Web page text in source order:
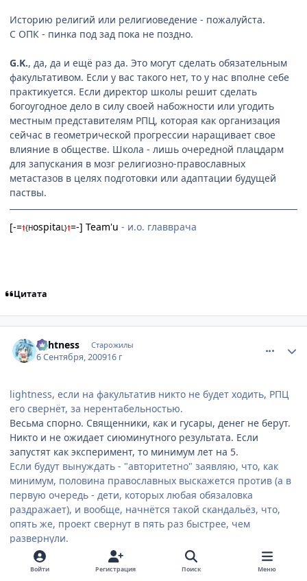
Историю религий или религиоведение - пожалуйста.
С ОПК - пинка под зад пока не поздно.
G.K., да, да и ещё раз да. Это могут сделать обязательным
факультативом. Если у вас такого нет, то у нас вполне себе
практикуется. Если директор школы решит сделать
богоугодное дело в силу своей набожности или угодить
местным представителям РПЦ, которая как организация
сейчас в геометрической прогрессии наращивает свое
влияние в обществе. Школа - лишь очередной плацдарм
для запускания в мозг религиозно-православных
метастазов в целях подготовки или адаптации будущей
паствы.
[-=†{HospitaL }†=-] Team'u - и.о. главврача
Цитата
lightness Старожилы
6 Сентября, 200916 г
lightness, если на факультатив никто не будет ходить, РПЦ
его свернёт, за нерентабельностью.
Весьма спорно. Священники, как и гусары, денег не берут.
Никто и не ожидает сиюминутного результата. Если
запустят как эксперимент, то минимум лет на 5.
Если будут вынуждать - "авторитетно" заявляю, что, как
минимум, половина православных выскажется против (а в
первую очередь - дети, которых любая обязаловка
раздражает), и вообще, начнётся такой скандальёз, что,
опять же, проект свернут в пять раз быстрее, чем
развернули.
Хм, тоже спорно. Получается, что дети добровольно
записываются в православные гимназии. Приходят к
Войти Регистрация Поиск Меню